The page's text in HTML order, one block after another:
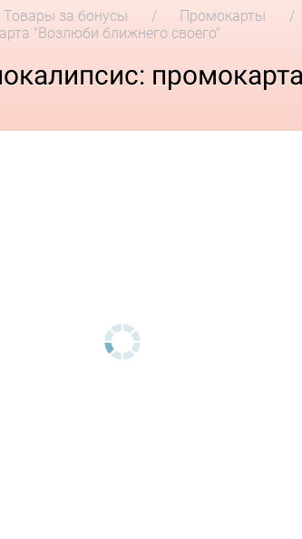
Товары за бонусы Промокарты
"Возлюби ближнего своего"